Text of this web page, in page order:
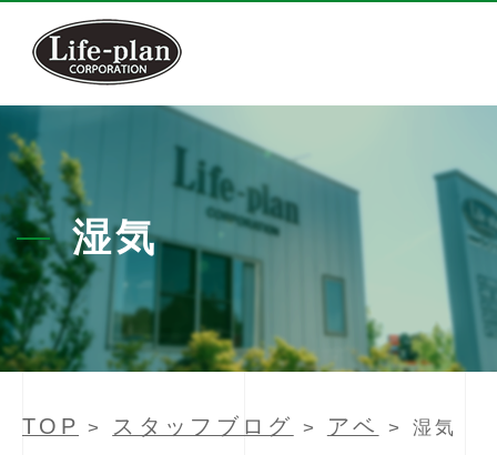
湿気
TOP > スタッフブログ > アベ > 湿気